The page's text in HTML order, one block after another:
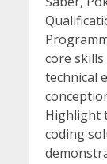
core
technical
Highlight
coding